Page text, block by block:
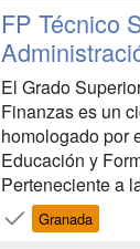
para analizar y
de manipulación,
FP Técnico
El Grado
Finanzas es un
homologado por
Educación y
Perteneciente a
Administración
por Davante
Granada